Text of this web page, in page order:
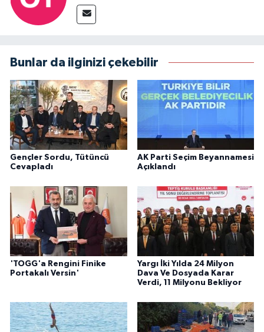
Bunlar da ilginizi çekebilir
Gençler Sordu, Tütüncü
Cevapladı
AK Parti Seçim Beyannamesi
Açıklandı
'TOGG'a Rengini Finike
Portakalı Versin'
Yargı İki Yılda 24 Milyon
Dava Ve Dosyada Karar
Verdi, 11 Milyonu Bekliyor